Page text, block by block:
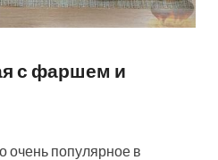
с фаршем и
очень популярное в